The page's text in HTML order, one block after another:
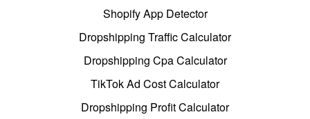
Shopify App Detector
Dropshipping Traffic Calculator
Dropshipping Cpa Calculator
TikTok Ad Cost Calculator
Dropshipping Profit Calculator